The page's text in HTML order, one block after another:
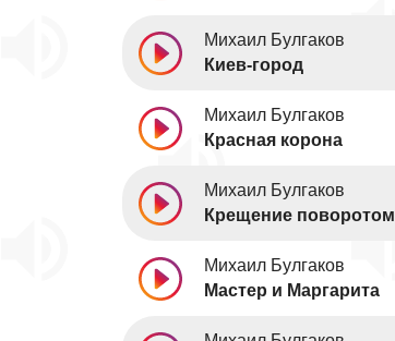
Михаил Булгаков
Киев-город
Михаил Булгаков
Красная корона
Михаил Булгаков
Крещение поворотом
Михаил Булгаков
Мастер и Маргарита